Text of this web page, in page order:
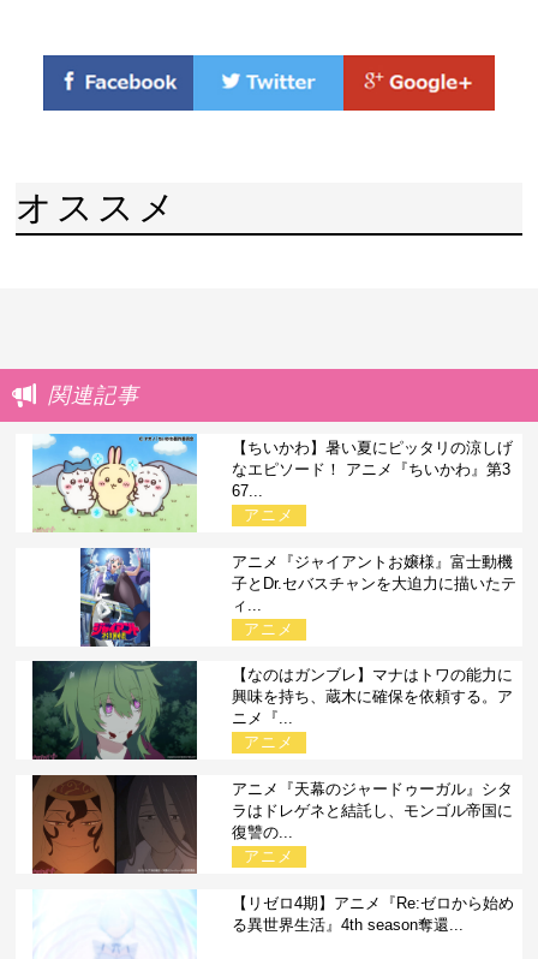
オススメ
関連記事
【ちいかわ】暑い夏にピッタリの涼しげ
なエピソード！ アニメ『ちいかわ』第3
67...
アニメ
アニメ『ジャイアントお嬢様』富士動機
子とDr.セバスチャンを大迫力に描いたテ
ィ...
アニメ
【なのはガンブレ】マナはトワの能力に
興味を持ち、蔵木に確保を依頼する。ア
ニメ『...
アニメ
アニメ『天幕のジャードゥーガル』シタ
ラはドレゲネと結託し、モンゴル帝国に
復讐の...
アニメ
【リゼロ4期】アニメ『Re:ゼロから始め
る異世界生活』4th season奪還...